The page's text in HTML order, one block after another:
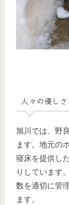
人々の優し
旭川では、野
ます。地元の
寝床を提供し
りしています
数を適切に管
ます。